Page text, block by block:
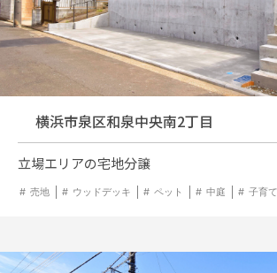
横浜市泉区和泉中央南2丁目
立場エリアの宅地分譲
売地 ウッドデッキ ペット 中庭 子育て